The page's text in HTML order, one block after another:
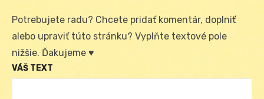
Potrebujete radu? Chcete pridať komentár, doplniť
alebo upraviť túto stránku? Vyplňte textové pole
nižšie. Ďakujeme ♥
VÁŠ TEXT